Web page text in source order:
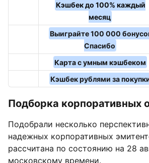
Кэшбек до 100% каждый
месяц
Выиграйте 100 000
Спасибо
Карта с умным кэшбеком
Кэшбек рублями за
Подборка корпоративных
Подобрали несколько
надежных корпоративных
рассчитана по состоянию на 28
московскому времени.